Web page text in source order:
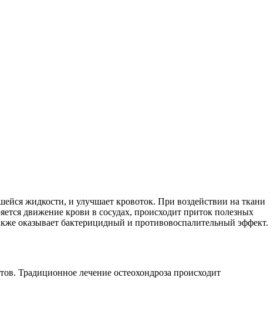
жидкости, и улучшает кровоток. При воздействии на ткани
движение крови в сосудах, происходит приток полезных
оказывает бактерицидный и противовоспалительный эффект.
Традиционное лечение остеохондроза происходит